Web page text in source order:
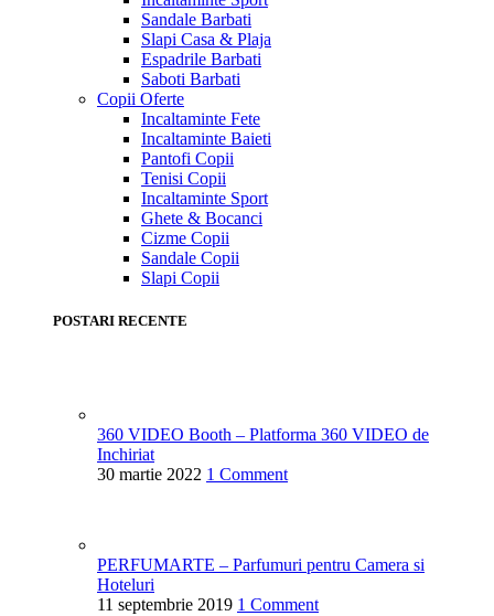
Sandale Barbati
Slapi Casa & Plaja
Espadrile Barbati
Saboti Barbati
Copii Oferte
Incaltaminte Fete
Incaltaminte Baieti
Pantofi Copii
Tenisi Copii
Incaltaminte Sport
Ghete & Bocanci
Cizme Copii
Sandale Copii
Slapi Copii
POSTARI RECENTE
360 VIDEO Booth – Platforma 360 VIDEO de
Inchiriat
30 martie 2022 1 Comment
PERFUMARTE – Parfumuri pentru Camera si
Hoteluri
11 septembrie 2019 1 Comment